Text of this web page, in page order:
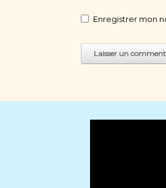
Enregistrer mon